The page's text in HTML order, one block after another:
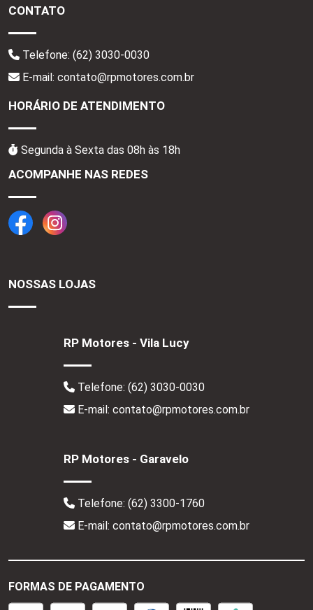
CONTATO
Telefone: (62) 3030-0030
E-mail: contato@rpmotores.com.br
HORÁRIO DE ATENDIMENTO
Segunda à Sexta das 08h às 18h
ACOMPANHE NAS REDES
NOSSAS LOJAS
RP Motores - Vila Lucy
Telefone: (62) 3030-0030
E-mail: contato@rpmotores.com.br
RP Motores - Garavelo
Telefone: (62) 3300-1760
E-mail: contato@rpmotores.com.br
FORMAS DE PAGAMENTO